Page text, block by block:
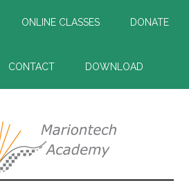
ONLINE CLASSES DONATE
CONTACT DOWNLOAD